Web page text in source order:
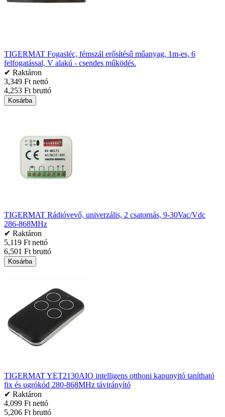
TIGERMAT Fogasléc, fémszál erősítésű műanyag, 1m-es, 6
felfogatással, V alakú - csendes működés.
✔ Raktáron
3,349 Ft nettó
4,253 Ft bruttó
Kosárba
TIGERMAT Rádióvevő, univerzális, 2 csatornás, 9-30Vac/Vdc
286-868MHz
✔ Raktáron
5,119 Ft nettó
6,501 Ft bruttó
Kosárba
TIGERMAT YET2130AIO intelligens otthoni kapunyitó tanítható
fix és ugrókód 280-868MHz távirányító
✔ Raktáron
4,099 Ft nettó
5,206 Ft bruttó